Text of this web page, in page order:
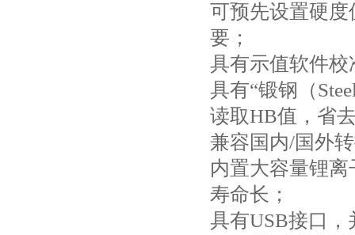
可预先设置硬
要；
具有示值软件校
具有“锻钢（
读取HB值，省
兼容国内/国外
内置大容量锂
寿命长；
具有USB接口